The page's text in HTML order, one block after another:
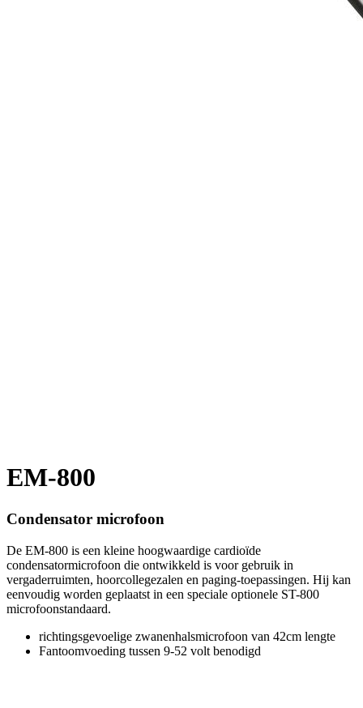
EM-800
Condensator microfoon
De EM-800 is een kleine hoogwaardige cardioïde
condensatormicrofoon die ontwikkeld is voor gebruik in
vergaderruimten, hoorcollegezalen en paging-toepassingen. Hij kan
eenvoudig worden geplaatst in een speciale optionele ST-800
microfoonstandaard.
richtingsgevoelige zwanenhalsmicrofoon van 42cm lengte
Fantoomvoeding tussen 9-52 volt benodigd